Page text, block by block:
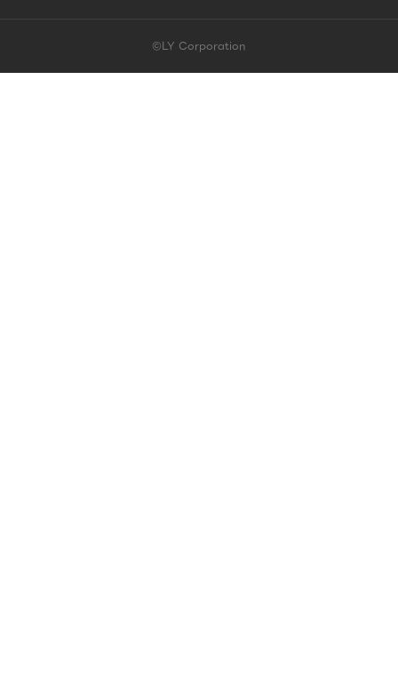
©LY Corporation
このコンテンツは掲載が終了しました | LINE占い